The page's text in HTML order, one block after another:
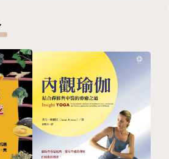
者超過三十年，主要報導領域為
肯齊是警告疫情可能會進入全球
者之一。從SARS到狂犬病，從
，麥肯齊都站在抗疫第一線，將
播、人類該怎麼防禦的資訊帶給
疾病，對於社會科學與國際組織
。
知規模有多大
抗與因應疫情？
測能力
有疾病